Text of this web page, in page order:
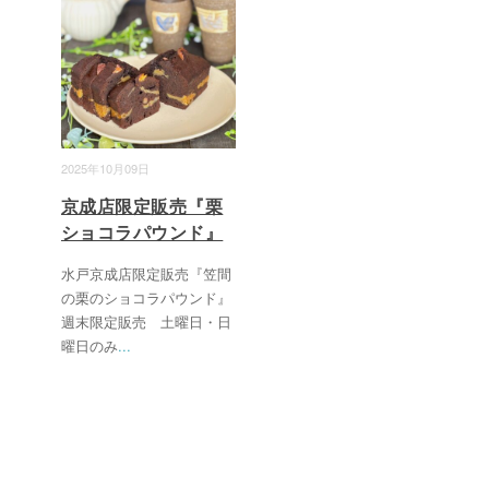
2025年10月09日
京成店限定販売『栗
ショコラパウンド』
水戸京成店限定販売『笠間
の栗のショコラパウンド』
週末限定販売 土曜日・日
曜日のみ...